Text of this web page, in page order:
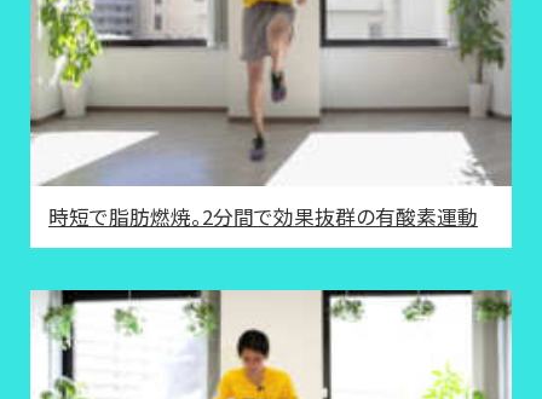
時短で脂肪燃焼。2分間で効果抜群の有酸素運動